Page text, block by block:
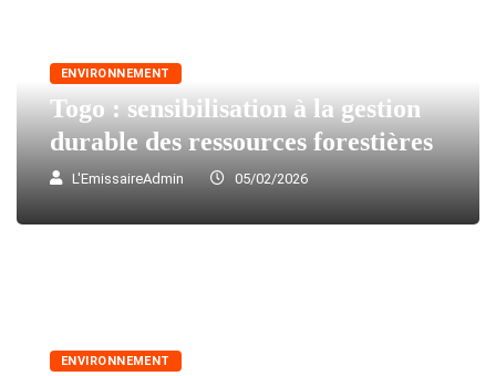
ENVIRONNEMENT
Togo : sensibilisation à la gestion
durable des ressources forestières
L'EmissaireAdmin 05/02/2026
ENVIRONNEMENT